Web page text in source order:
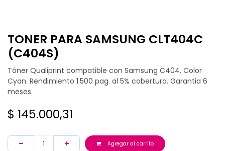
TONER PARA SAMSUNG CLT404C
(C404S)
Tóner Qualiprint compatible con Samsung C404. Color
Cyan. Rendimiento 1.500 pag. al 5% cobertura. Garantia 6
meses.
$ 145.000,31
Agregar al carrito